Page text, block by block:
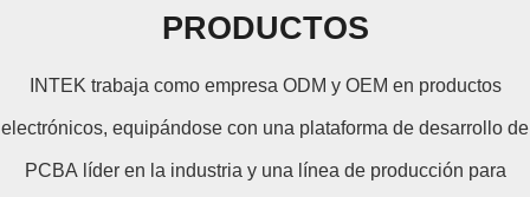
PRODUCTOS
INTEK trabaja como empresa ODM y OEM en productos
electrónicos, equipándose con una plataforma de desarrollo de
PCBA líder en la industria y una línea de producción para